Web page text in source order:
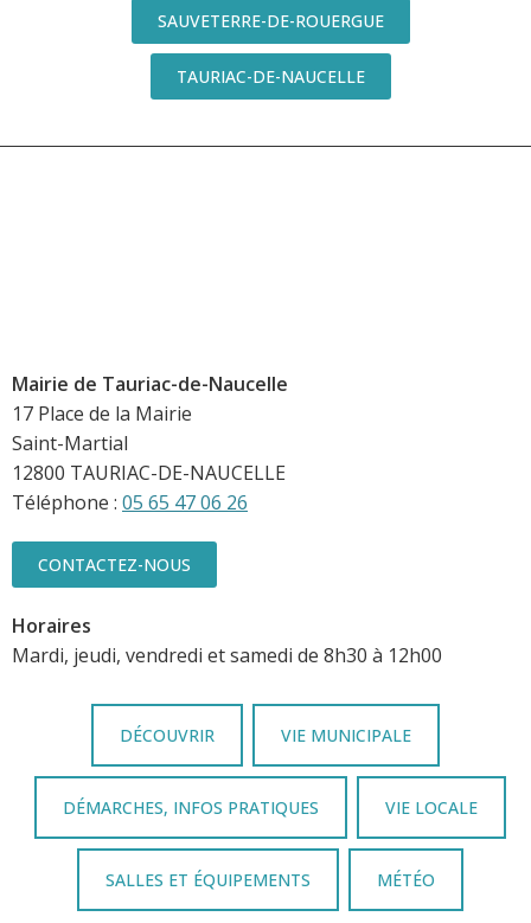
SAUVETERRE-DE-ROUERGUE
TAURIAC-DE-NAUCELLE
Mairie de Tauriac-de-Naucelle
17 Place de la Mairie
Saint-Martial
12800 TAURIAC-DE-NAUCELLE
Téléphone : 05 65 47 06 26
CONTACTEZ-NOUS
Horaires
Mardi, jeudi, vendredi et samedi de 8h30 à 12h00
DÉCOUVRIR VIE MUNICIPALE
DÉMARCHES, INFOS PRATIQUES VIE LOCALE
SALLES ET ÉQUIPEMENTS MÉTÉO